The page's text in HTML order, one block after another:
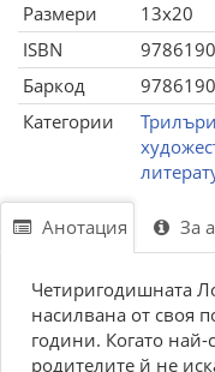
Размери
13x20
ISBN
Баркод
Категории
Трилъри
Анотация За
Четиригодишната
насилвана от своя
години. Когато
родителите й не